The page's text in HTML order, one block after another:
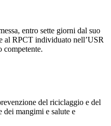
entro sette giorni dal suo
al RPCT individuato nell’USR
competente.
del riciclaggio e del
dei mangimi e salute e